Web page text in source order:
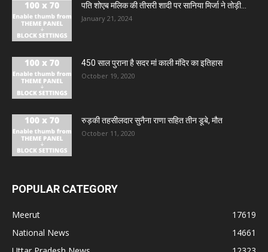
पति शोएब मलिक की तीसरी शादी पर सानिया मिर्जा ने तोड़ी...
January 21, 2024
450 साल पुराना है सदर मां काली मंदिर का इतिहास
October 19, 2020
रुड़की तहसीलदार सुनैना राणा सहित तीन डूबे, मौत
October 11, 2020
POPULAR CATEGORY
Meerut
17619
National News
14661